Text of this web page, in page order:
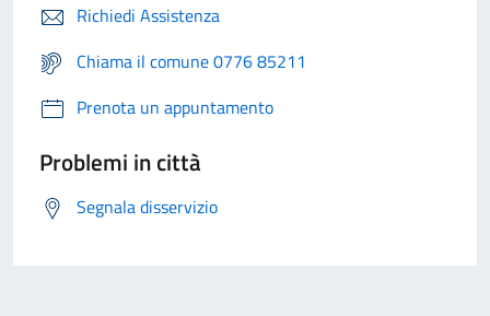
Richiedi Assistenza
Chiama il comune 0776 85211
Prenota un appuntamento
Problemi in città
Segnala disservizio